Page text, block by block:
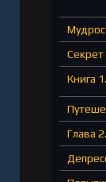
Книга
Глава